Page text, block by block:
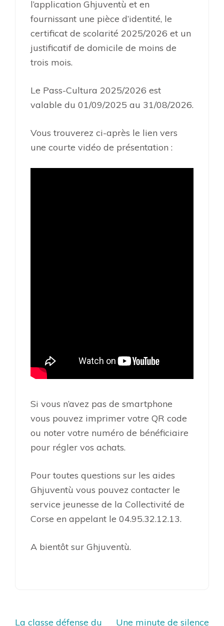
l’application Ghjuventù et en
fournissant une pièce d’identité, le
certificat de scolarité 2025/2026 et un
justificatif de domicile de moins de
trois mois.
Le Pass-Cultura 2025/2026 est
valable du 01/09/2025 au 31/08/2026.
Vous trouverez ci-après le lien vers
une courte vidéo de présentation :
Si vous n’avez pas de smartphone
vous pouvez imprimer votre QR code
ou noter votre numéro de bénéficiaire
pour régler vos achats.
Pour toutes questions sur les aides
Ghjuventù vous pouvez contacter le
service jeunesse de la Collectivité de
Corse en appelant le 04.95.32.12.13.
A bientôt sur Ghjuventù.
Navigation
La classe défense du Une minute de silence